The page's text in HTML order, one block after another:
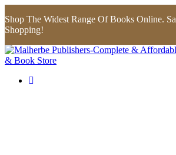
Shop The Widest Range Of Books Online.
Shopping!